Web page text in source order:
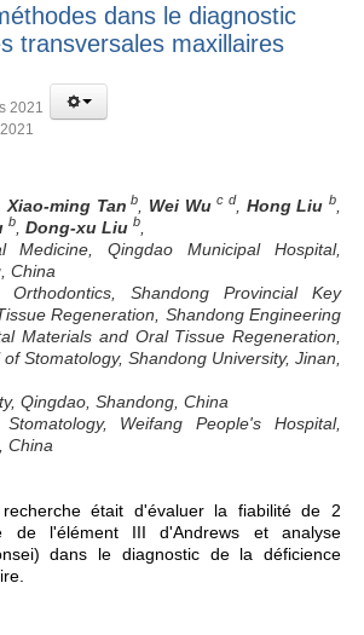
dans le diagnostic
transversales maxillaires
2021
Xiao-ming Tan b Wei Wu c d Hong Liu b
b Dong-xu Liu b
Qingdao Municipal Hospital,
China
Shandong Provincial Key
Regeneration, Shandong Engineering
Materials and Oral Tissue Regeneration,
Stomatology, Shandong University, Jinan,
Qingdao, Shandong, China
Weifang People's Hospital,
China
était d'évaluer la fiabilité de 2
de l'élément III d'Andrews et analyse
dans le diagnostic de la déficience